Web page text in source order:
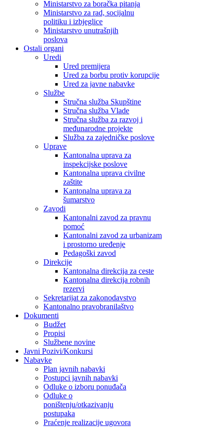
Ministarstvo za boračka pitanja
Ministarstvo za rad, socijalnu
politiku i izbjeglice
Ministarstvo unutrašnjih
poslova
Ostali organi
Uredi
Ured premijera
Ured za borbu protiv korupcije
Ured za javne nabavke
Službe
Stručna služba Skupštine
Stručna služba Vlade
Stručna služba za razvoj i
međunarodne projekte
Služba za zajedničke poslove
Uprave
Kantonalna uprava za
inspekcijske poslove
Kantonalna uprava civilne
zaštite
Kantonalna uprava za
šumarstvo
Zavodi
Kantonalni zavod za pravnu
pomoć
Kantonalni zavod za urbanizam
i prostorno uređenje
Pedagoški zavod
Direkcije
Kantonalna direkcija za ceste
Kantonalna direkcija robnih
rezervi
Sekretarijat za zakonodavstvo
Kantonalno pravobranilaštvo
Dokumenti
Budžet
Propisi
Službene novine
Javni Pozivi/Konkursi
Nabavke
Plan javnih nabavki
Postupci javnih nabavki
Odluke o izboru ponuđača
Odluke o
poništenju/otkazivanju
postupaka
Praćenje realizacije ugovora